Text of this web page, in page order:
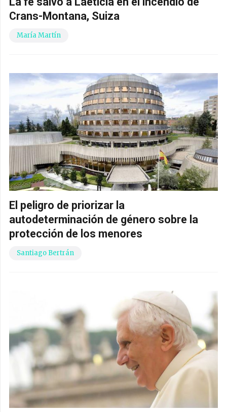
Crans-Montana, Suiza
María Martín
El peligro de priorizar la
autodeterminación de género sobre la
protección de los menores
Santiago Bertrán